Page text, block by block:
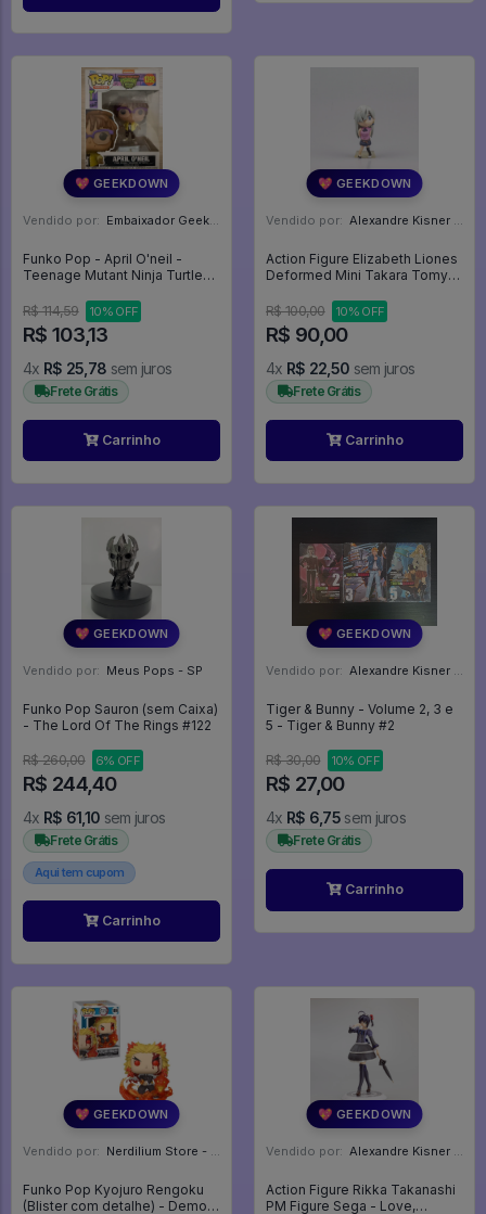
💖 GEEKDOWN
Vendido por: Embaixador Geek - SP
Funko Pop - April O'neil -
Teenage Mutant Ninja Turtles
R$ 114,59
10% OFF
R$ 103,13
4x R$ 25,78 sem juros
Frete Grátis
Carrinho
💖 GEEKDOWN
Vendido por: Alexandre Kisner - PR
Action Figure Elizabeth Liones
Deformed Mini Takara Tomy
R$ 100,00
10% OFF
R$ 90,00
4x R$ 22,50 sem juros
Frete Grátis
Carrinho
💖 GEEKDOWN
Vendido por: Meus Pops - SP
Funko Pop Sauron (sem Caixa)
- The Lord Of The Rings #122
R$ 260,00 6% OFF
R$ 244,40
4x R$ 61,10 sem juros
Frete Grátis
Aqui tem cupom
Carrinho
💖 GEEKDOWN
Vendido por: Alexandre Kisner - PR
Tiger & Bunny - Volume 2, 3 e
5 - Tiger & Bunny #2
R$ 30,00 10% OFF
R$ 27,00
4x R$ 6,75 sem juros
Frete Grátis
Carrinho
💖 GEEKDOWN
Vendido por: Nerdilium Store - SP
Funko Pop Kyojuro Rengoku
(Blister com detalhe) - Demon
💖 GEEKDOWN
Vendido por: Alexandre Kisner - PR
Action Figure Rikka Takanashi
PM Figure Sega - Love,